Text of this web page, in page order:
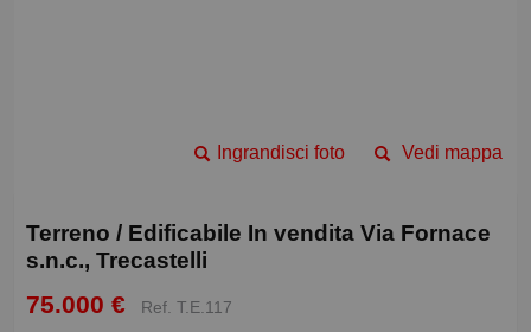
Vedi mappa
Ingrandisci foto
Terreno / Edificabile In vendita Via Fornace
s.n.c., Trecastelli
75.000 € Ref. T.E.117